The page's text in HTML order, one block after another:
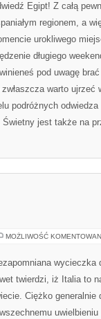
Egipt! Z całą
regionem, a
urokliwego
długiego
pod uwagę
warto ujrzeć
podróżnych
jest także na
MOŻLIWOŚĆ
wycieczka
twierdzi, iż Italia to
Ciężko generalnie
uwielbieniu